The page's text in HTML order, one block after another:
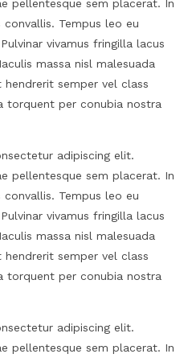
pellentesque sem placerat. In
Tempus leo eu
vivamus fringilla lacus
massa nisl malesuada
hendrerit semper vel class
torquent per conubia nostra
adipiscing elit.
pellentesque sem placerat. In
Tempus leo eu
vivamus fringilla lacus
massa nisl malesuada
hendrerit semper vel class
torquent per conubia nostra
adipiscing elit.
pellentesque sem placerat. In